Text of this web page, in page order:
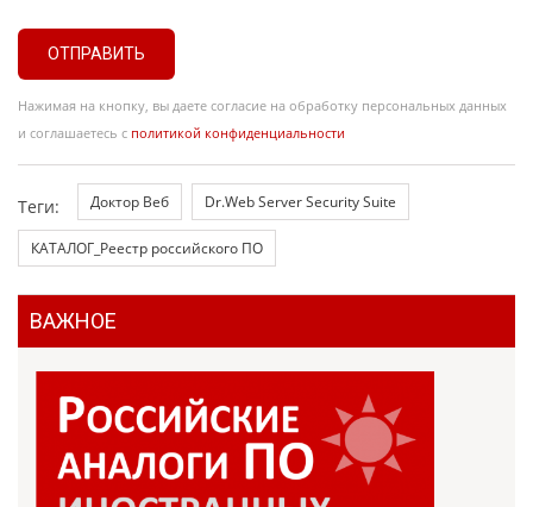
ОТПРАВИТЬ
Нажимая на кнопку, вы даете согласие на обработку персональных данных
и соглашаетесь с политикой конфиденциальности
Теги: Доктор Веб Dr.Web Server Security Suite
КАТАЛОГ_Реестр российского ПО
ВАЖНОЕ